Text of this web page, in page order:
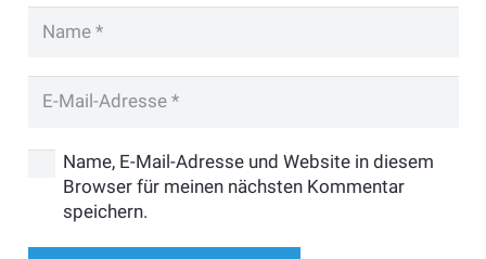
Name, E-Mail-Adresse und Website in diesem
Browser für meinen nächsten Kommentar
speichern.